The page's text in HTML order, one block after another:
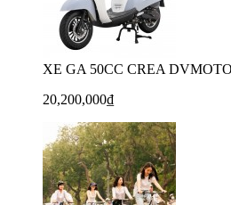
XE GA 50CC CREA
20,200,000₫